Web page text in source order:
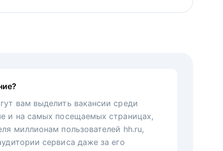
вам выделить вакансии среди
и на самых посещаемых страницах,
миллионам пользователей hh.ru,
сервиса даже за его